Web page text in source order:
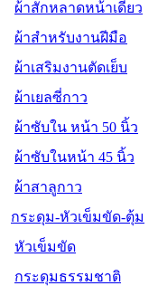
ผ้าสักหลาดหน้าเดียว
ผ้าสำหรับงานฝีมือ
ผ้าเสริมงานตัดเย็บ
ผ้าเยลซี่กาว
ผ้าซับใน หน้า 50 นิ้ว
ผ้าซับในหน้า 45 นิ้ว
ผ้าสาลูกาว
กระดุม-หัวเข็มขัด-ตุ้ม
หัวเข็มขัด
กระดุมธรรมชาติ